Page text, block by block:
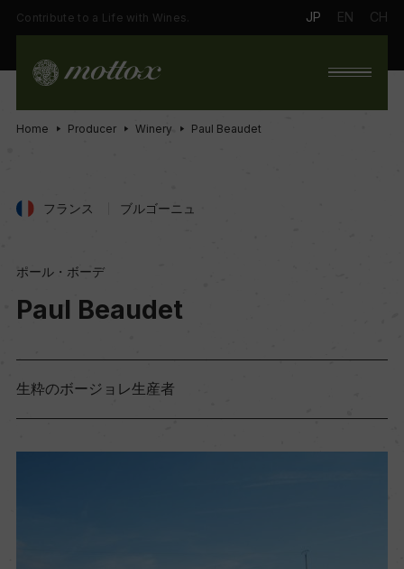
Contribute to a Life with Wines. JP EN CH
Home Producer Winery Paul Beaudet
フランス ブルゴーニュ
ポール・ボーデ
Paul Beaudet
生粋のボージョレ生産者